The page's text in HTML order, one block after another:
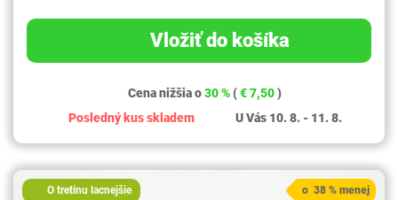
Vložiť do košíka
Cena nižšia o30 % (€ 7,50)
Posledný kus skladem
U Vás 10. 8. - 11. 8.
O tretinu lacnejšie o 38 % menej